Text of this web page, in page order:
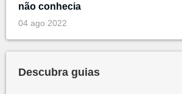
não conhecia
04 ago 2022
Descubra guias